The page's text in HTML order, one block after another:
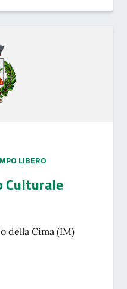
LIBERO
Culturale
della Cima (IM)